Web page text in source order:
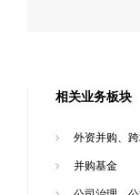
相关业务板块
外资并购、
并购基金